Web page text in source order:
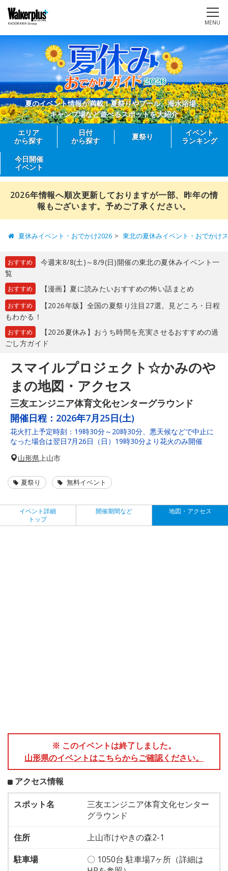
MENU
夏のイベント情報が満載！夏祭りやプール、海水浴場、
キャンプ場など遊べるスポットを大紹介
エリア
から探す
日付
から探す
夏祭り
イベント
ランキング
今日開催
イベント
2026年情報へ順次更新しておりますが一部、昨年の情
報もございます。予めご了承ください。
夏休みイベント・おでかけ2026 東北の夏休みイベント・おでかけ
おすすめ
今週末8/8(土)～8/9(日)開催の東北の夏休みイベント一
覧
おすすめ 【漫画】夏に読みたいおすすめの怖い話まとめ
おすすめ
【2026年版】全国の夏祭り注目27選。見どころ・日程
もわかる！
おすすめ
【2026夏休み】おうち時間を充実させるおすすめの過
ごし方ガイド
スマイルプロジェクト☆かみのや
まの地図・アクセス
三友エンジニア体育文化センターグラウンド
開催日程： 2026年7月25日(土)
花火打上予定時刻：19時30分～20時30分、悪天候などで中止に
なった場合は翌日7月26日（日）19時30分より花火のみ開催
山形県 上山市
夏祭り 無料イベント
イベント詳細
トップ
開催期間など 地図・アクセス
※ このイベントは終了しました。
山形県のイベントはこちらからご確認ください。
アクセス情報
スポット名
三友エンジニア体育文化センター
グラウンド
住所
上山市けやきの森2-1
駐車場
〇 1050台 駐車場7ヶ所（詳細は